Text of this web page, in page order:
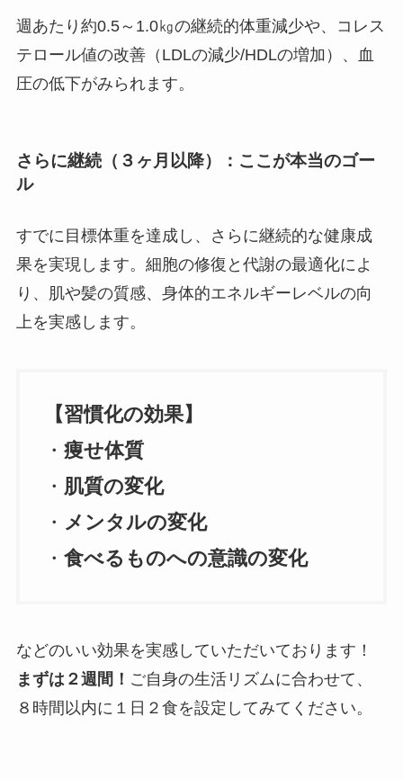
週あたり約0.5～1.0㎏の継続的体重減少や、コレス
テロール値の改善（LDLの減少/HDLの増加）、血
圧の低下がみられます。
さらに継続（３ヶ月以降）：ここが本当のゴー
ル
すでに目標体重を達成し、さらに継続的な健康成
果を実現します。細胞の修復と代謝の最適化によ
り、肌や髪の質感、身体的エネルギーレベルの向
上を実感します。
【習慣化の効果】
・ 痩せ体質
・ 肌質の変化
・ メンタルの変化
・ 食べるものへの意識の変化
などのいい効果を実感していただいております！
まずは２週間！ ご自身の生活リズムに合わせて、
８時間以内に１日２食を設定してみてください。